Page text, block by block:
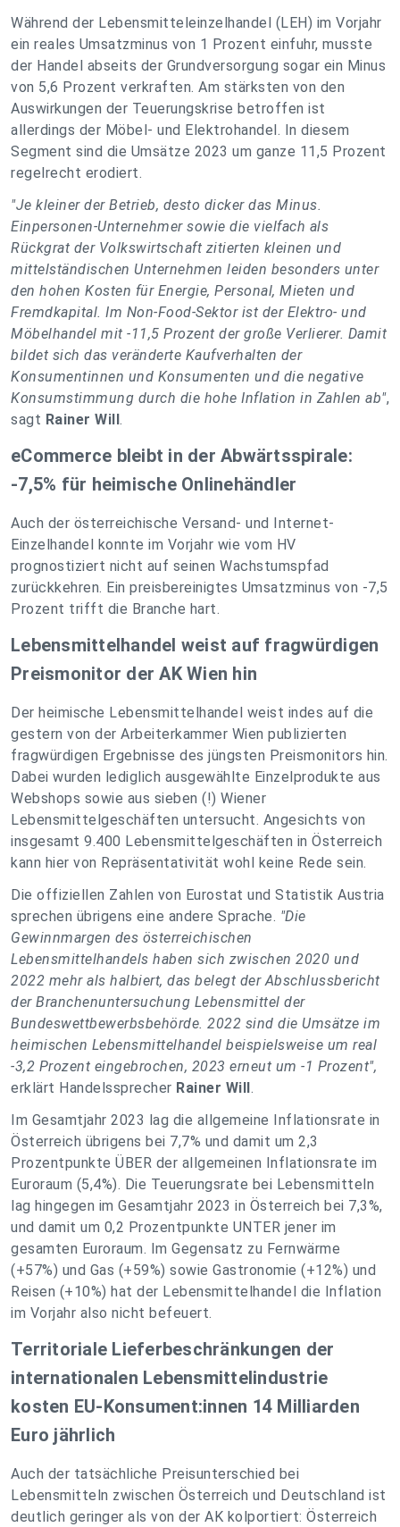
Während der Lebensmitteleinzelhandel (LEH) im Vorjahr
ein reales Umsatzminus von 1 Prozent einfuhr, musste
der Handel abseits der Grundversorgung sogar ein Minus
von 5,6 Prozent verkraften. Am stärksten von den
Auswirkungen der Teuerungskrise betroffen ist
allerdings der Möbel- und Elektrohandel. In diesem
Segment sind die Umsätze 2023 um ganze 11,5 Prozent
regelrecht erodiert.
"Je kleiner der Betrieb, desto dicker das Minus.
Einpersonen-Unternehmer sowie die vielfach als
Rückgrat der Volkswirtschaft zitierten kleinen und
mittelständischen Unternehmen leiden besonders unter
den hohen Kosten für Energie, Personal, Mieten und
Fremdkapital. Im Non-Food-Sektor ist der Elektro- und
Möbelhandel mit -11,5 Prozent der große Verlierer. Damit
bildet sich das veränderte Kaufverhalten der
Konsumentinnen und Konsumenten und die negative
Konsumstimmung durch die hohe Inflation in Zahlen ab",
sagt Rainer Will.
eCommerce bleibt in der Abwärtsspirale:
-7,5% für heimische Onlinehändler
Auch der österreichische Versand- und Internet-
Einzelhandel konnte im Vorjahr wie vom HV
prognostiziert nicht auf seinen Wachstumspfad
zurückkehren. Ein preisbereinigtes Umsatzminus von -7,5
Prozent trifft die Branche hart.
Lebensmittelhandel weist auf fragwürdigen
Preismonitor der AK Wien hin
Der heimische Lebensmittelhandel weist indes auf die
gestern von der Arbeiterkammer Wien publizierten
fragwürdigen Ergebnisse des jüngsten Preismonitors hin.
Dabei wurden lediglich ausgewählte Einzelprodukte aus
Webshops sowie aus sieben (!) Wiener
Lebensmittelgeschäften untersucht. Angesichts von
insgesamt 9.400 Lebensmittelgeschäften in Österreich
kann hier von Repräsentativität wohl keine Rede sein.
Die offiziellen Zahlen von Eurostat und Statistik Austria
sprechen übrigens eine andere Sprache. "Die
Gewinnmargen des österreichischen
Lebensmittelhandels haben sich zwischen 2020 und
2022 mehr als halbiert, das belegt der Abschlussbericht
der Branchenuntersuchung Lebensmittel der
Bundeswettbewerbsbehörde. 2022 sind die Umsätze im
heimischen Lebensmittelhandel beispielsweise um real
-3,2 Prozent eingebrochen, 2023 erneut um -1 Prozent",
erklärt Handelssprecher Rainer Will.
Im Gesamtjahr 2023 lag die allgemeine Inflationsrate in
Österreich übrigens bei 7,7% und damit um 2,3
Prozentpunkte ÜBER der allgemeinen Inflationsrate im
Euroraum (5,4%). Die Teuerungsrate bei Lebensmitteln
lag hingegen im Gesamtjahr 2023 in Österreich bei 7,3%,
und damit um 0,2 Prozentpunkte UNTER jener im
gesamten Euroraum. Im Gegensatz zu Fernwärme
(+57%) und Gas (+59%) sowie Gastronomie (+12%) und
Reisen (+10%) hat der Lebensmittelhandel die Inflation
im Vorjahr also nicht befeuert.
Territoriale Lieferbeschränkungen der
internationalen Lebensmittelindustrie
kosten EU-Konsument:innen 14 Milliarden
Euro jährlich
Auch der tatsächliche Preisunterschied bei
Lebensmitteln zwischen Österreich und Deutschland ist
deutlich geringer als von der AK kolportiert: Österreich